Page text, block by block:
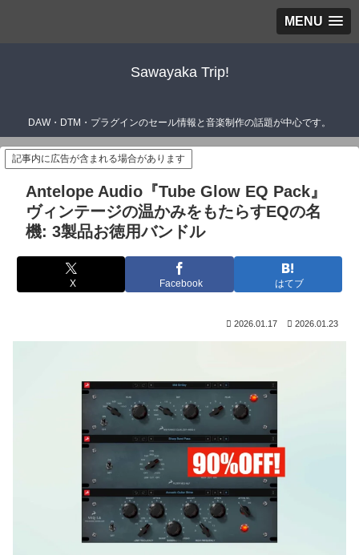
MENU
Sawayaka Trip!
DAW・DTM・プラグインのセール情報と音楽制作の話題が中心です。
記事内に広告が含まれる場合があります
Antelope Audio『Tube Glow EQ Pack』
ヴィンテージの温かみをもたらすEQの名
機: 3製品お徳用バンドル
X Facebook はてブ
2026.01.17 2026.01.23